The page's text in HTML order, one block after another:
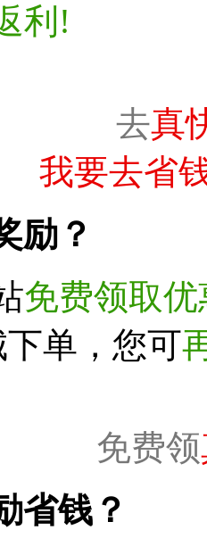
利!
去真
我要去省
励？
免费领取优
下单，您可
免费领
省钱？